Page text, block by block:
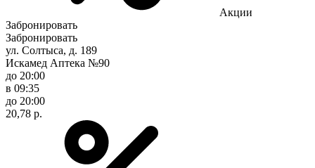
Акции
Забронировать
Забронировать
ул. Солтыса, д. 189
Искамед Аптека №90
до 20:00
в 09:35
до 20:00
20,78 р.